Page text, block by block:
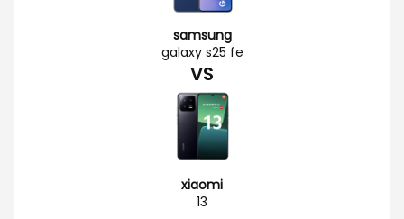
samsung
galaxy s25 fe
VS
xiaomi
13